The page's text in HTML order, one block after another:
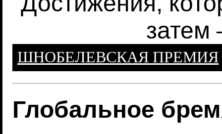
затем
ШНОБЕЛЕВСКАЯ ПРЕМИЯ
Глобальное